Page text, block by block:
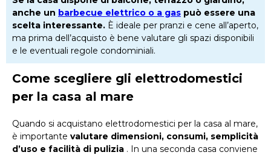
anche un barbecue elettrico o a gas può essere una
scelta interessante. È ideale per pranzi e cene all’aperto,
ma prima dell’acquisto è bene valutare gli spazi disponibili
e le eventuali regole condominiali.
Come scegliere gli elettrodomestici
per la casa al mare
Quando si acquistano elettrodomestici per la casa al mare,
è importante valutare dimensioni, consumi, semplicità
d’uso e facilità di pulizia . In una seconda casa conviene